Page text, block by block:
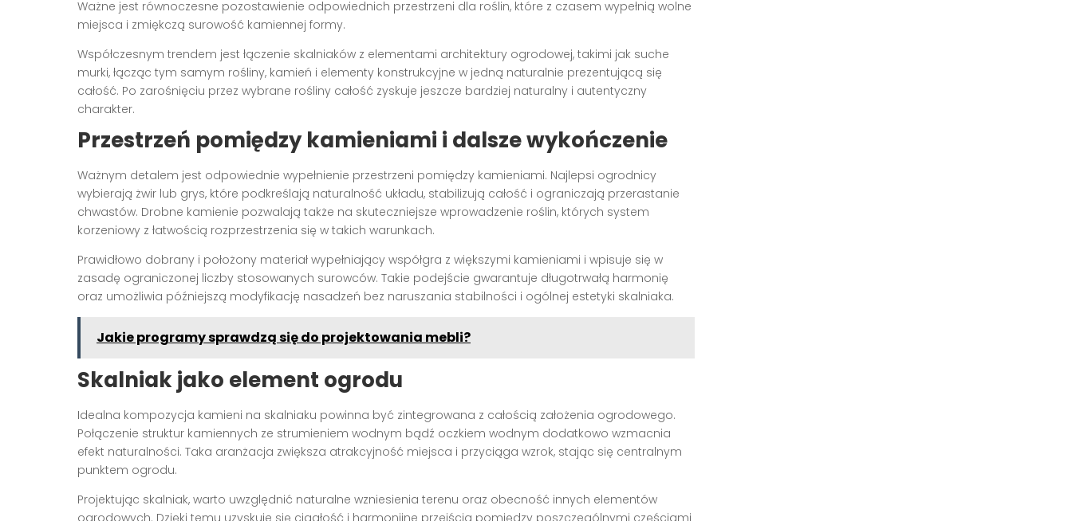
Ważne jest równoczesne pozostawienie odpowiednich przestrzeni dla roślin, które z czasem wypełnią wolne
miejsca i zmiękczą surowość kamiennej formy.
Współczesnym trendem jest łączenie skalniaków z elementami architektury ogrodowej, takimi jak suche
murki, łącząc tym samym rośliny, kamień i elementy konstrukcyjne w jedną naturalnie prezentującą się
całość. Po zarośnięciu przez wybrane rośliny całość zyskuje jeszcze bardziej naturalny i autentyczny
charakter.
Przestrzeń pomiędzy kamieniami i dalsze wykończenie
Ważnym detalem jest odpowiednie wypełnienie przestrzeni pomiędzy kamieniami. Najlepsi ogrodnicy
wybierają żwir lub grys, które podkreślają naturalność układu, stabilizują całość i ograniczają przerastanie
chwastów. Drobne kamienie pozwalają także na skuteczniejsze wprowadzenie roślin, których system
korzeniowy z łatwością rozprzestrzenia się w takich warunkach.
Prawidłowo dobrany i położony materiał wypełniający współgra z większymi kamieniami i wpisuje się w
zasadę ograniczonej liczby stosowanych surowców. Takie podejście gwarantuje długotrwałą harmonię
oraz umożliwia późniejszą modyfikację nasadzeń bez naruszania stabilności i ogólnej estetyki skalniaka.
Jakie programy sprawdzą się do projektowania mebli?
Skalniak jako element ogrodu
Idealna kompozycja kamieni na skalniaku powinna być zintegrowana z całością założenia ogrodowego.
Połączenie struktur kamiennych ze strumieniem wodnym bądź oczkiem wodnym dodatkowo wzmacnia
efekt naturalności. Taka aranżacja zwiększa atrakcyjność miejsca i przyciąga wzrok, stając się centralnym
punktem ogrodu.
Projektując skalniak, warto uwzględnić naturalne wzniesienia terenu oraz obecność innych elementów